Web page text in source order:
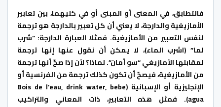
فالتطابق، في المعنى أو المبنى أو في كليهما، بين تعابير
الأمازيغية والدارجة، لا يعني أن كل تعبير بالدارجة هو ترجمة
لنفس التعبير من الأمازيغية. فمثلا العبارة الدارجة: “شرب
لما” (اشرب الماء)، لا يمكن أن نقول عنها إنها ترجمة
لمقابلها الأمازيغي “سو أمان”. لماذا؟ لأن إذا صحّ أنها ترجمة
من الأمازيغية، فيصحّ أن تكون كذلك ترجمة من الفرنسية أو
الإنجليزية أو الإسبانية (Bois de l’eau, drink water, bebe
agua). فمثل هذه التعابير، ذات المعاني والتراكيب